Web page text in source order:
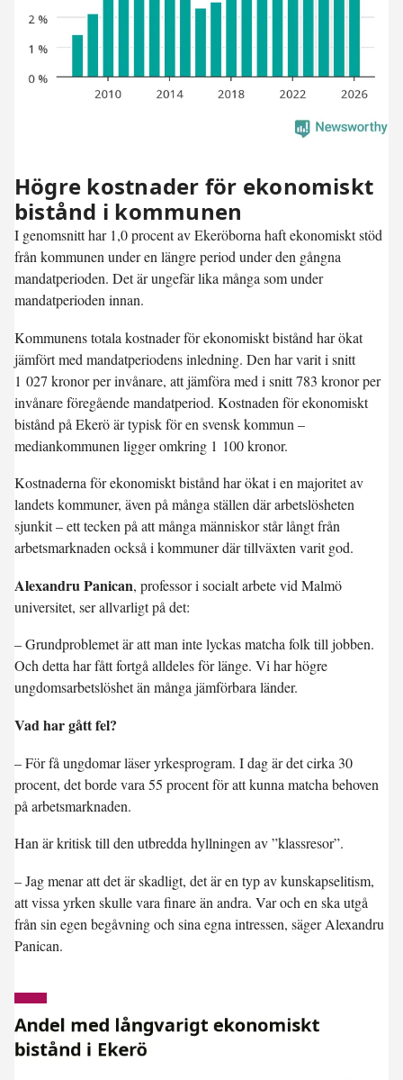
Högre kostnader för ekonomiskt
bistånd i kommunen
I genomsnitt har 1,0 procent av Ekerö­borna haft ekonomiskt stöd
från kommunen under en längre period under den gångna
mandatperioden. Det är ungefär lika många som under
mandatperioden innan.
Kommunens totala kostnader för ekonomiskt bistånd har ökat
jämfört med mandatperiodens inledning. Den har varit i snitt
1 027 kronor per invånare, att jämföra med i snitt 783 kronor per
invånare föregående mandatperiod. Kostnaden för ekonomiskt
bistånd på Ekerö är typisk för en svensk kommun –
mediankommunen ligger omkring 1 100 kronor.
Kostnaderna för ekonomiskt bistånd har ökat i en majoritet av
landets kommuner, även på många ställen där arbetslösheten
sjunkit – ett tecken på att många människor står långt från
arbetsmarknaden också i kommuner där tillväxten varit god.
Alexandru Panican, professor i socialt arbete vid Malmö
universitet, ser allvarligt på det:
– Grundproblemet är att man inte lyckas matcha folk till jobben.
Och detta har fått fortgå alldeles för länge. Vi har högre
ungdomsarbetslöshet än många jämförbara länder.
Vad har gått fel?
– För få ungdomar läser yrkesprogram. I dag är det cirka 30
procent, det borde vara 55 procent för att kunna matcha behoven
på arbetsmarknaden.
Han är kritisk till den utbredda hyllningen av ”klassresor”.
– Jag menar att det är skadligt, det är en typ av kunskapselitism,
att vissa yrken skulle vara finare än andra. Var och en ska utgå
från sin egen begåvning och sina egna intressen, säger Alexandru
Panican.